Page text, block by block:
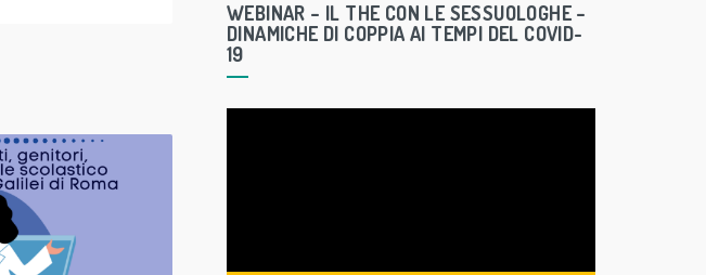
rWEBINAR – IL THE CON LE SESSUOLOGHE –
DINAMICHE DI COPPIA AI TEMPI DEL COVID-
19